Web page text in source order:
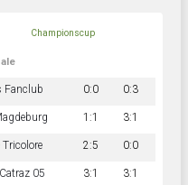
Championscup
Fanclub 0:0 0:3
1:1 3:1
Tricolore 2:5 0:0
05 3:1 3:1